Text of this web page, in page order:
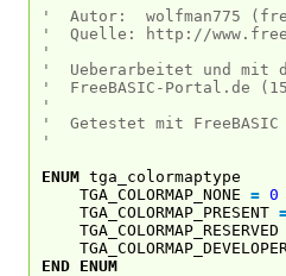
' Autor: wolfman775
' Quelle: http://
'
' Ueberarbeitet und mit
' FreeBASIC-Portal.de
'
' Getestet mit FreeBASIC
'
ENUM tga_colormaptype
TGA_COLORMAP_NONE = 0
TGA_COLORMAP_PRESENT
END ENUM